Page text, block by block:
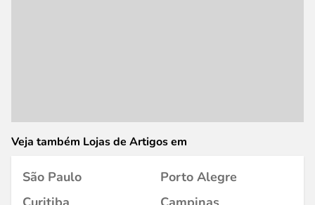
Veja também Lojas de Artigos em
São Paulo
Porto Alegre